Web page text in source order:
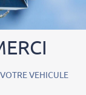
VEHICULE